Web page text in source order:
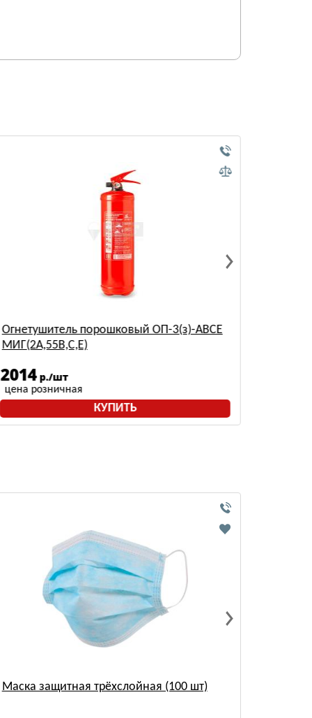
Огнетушитель порошковый ОП-3(з)-ABCE
МИГ(2A,55B,С,Е)
2014 р./шт
цена розничная
КУПИТЬ
Маска защитная трёхслойная (100 шт)